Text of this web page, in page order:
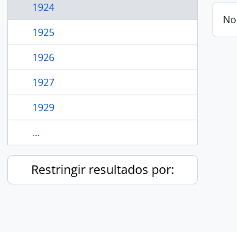
1924
1925
1926
1927
1929
...
Restringir resultados por: